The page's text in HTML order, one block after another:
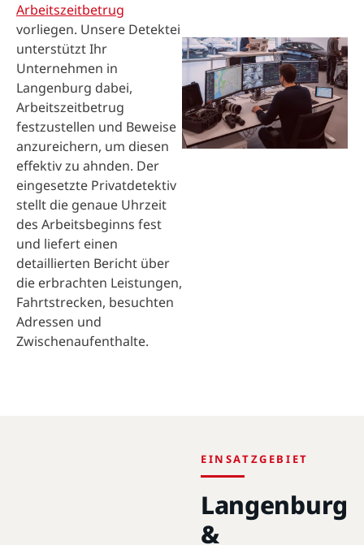
Arbeitszeitbetrug
vorliegen. Unsere Detektei
unterstützt Ihr
Unternehmen in
Langenburg dabei,
Arbeitszeitbetrug
festzustellen und Beweise
anzureichern, um diesen
effektiv zu ahnden. Der
eingesetzte Privatdetektiv
stellt die genaue Uhrzeit
des Arbeitsbeginns fest
und liefert einen
detaillierten Bericht über
die erbrachten Leistungen,
Fahrtstrecken, besuchten
Adressen und
Zwischenaufenthalte.
EINSATZGEBIET
Langenburg
&